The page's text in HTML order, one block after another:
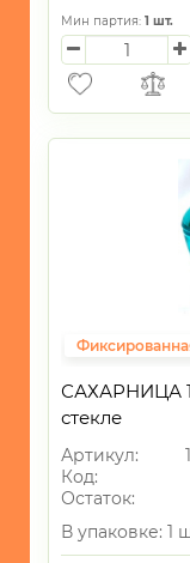
Мин партия: 1 шт.
САХАРНИЦА
стекле
Артикул:
Код:
Остаток:
В упаковке: 1